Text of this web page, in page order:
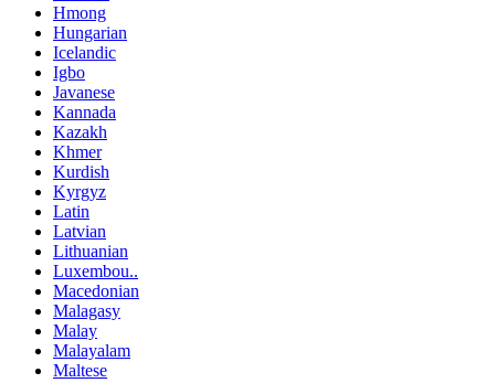
Hmong
Hungarian
Icelandic
Igbo
Javanese
Kannada
Kazakh
Khmer
Kurdish
Kyrgyz
Latin
Latvian
Lithuanian
Luxembou..
Macedonian
Malagasy
Malay
Malayalam
Maltese